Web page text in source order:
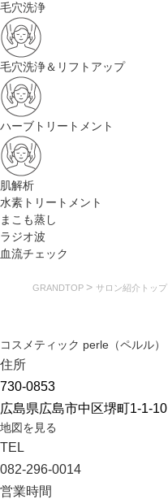
毛穴洗浄
毛穴洗浄＆リフトアップ
ハーブトリートメント
肌解析
水素トリートメント
まこも蒸し
ラジオ波
血流チェック
GRANDTOP > サロン紹介トップ
コスメティック perle（ペルル）
住所
730-0853
広島県広島市中区堺町1-1-10
地図を見る
TEL
082-296-0014
営業時間